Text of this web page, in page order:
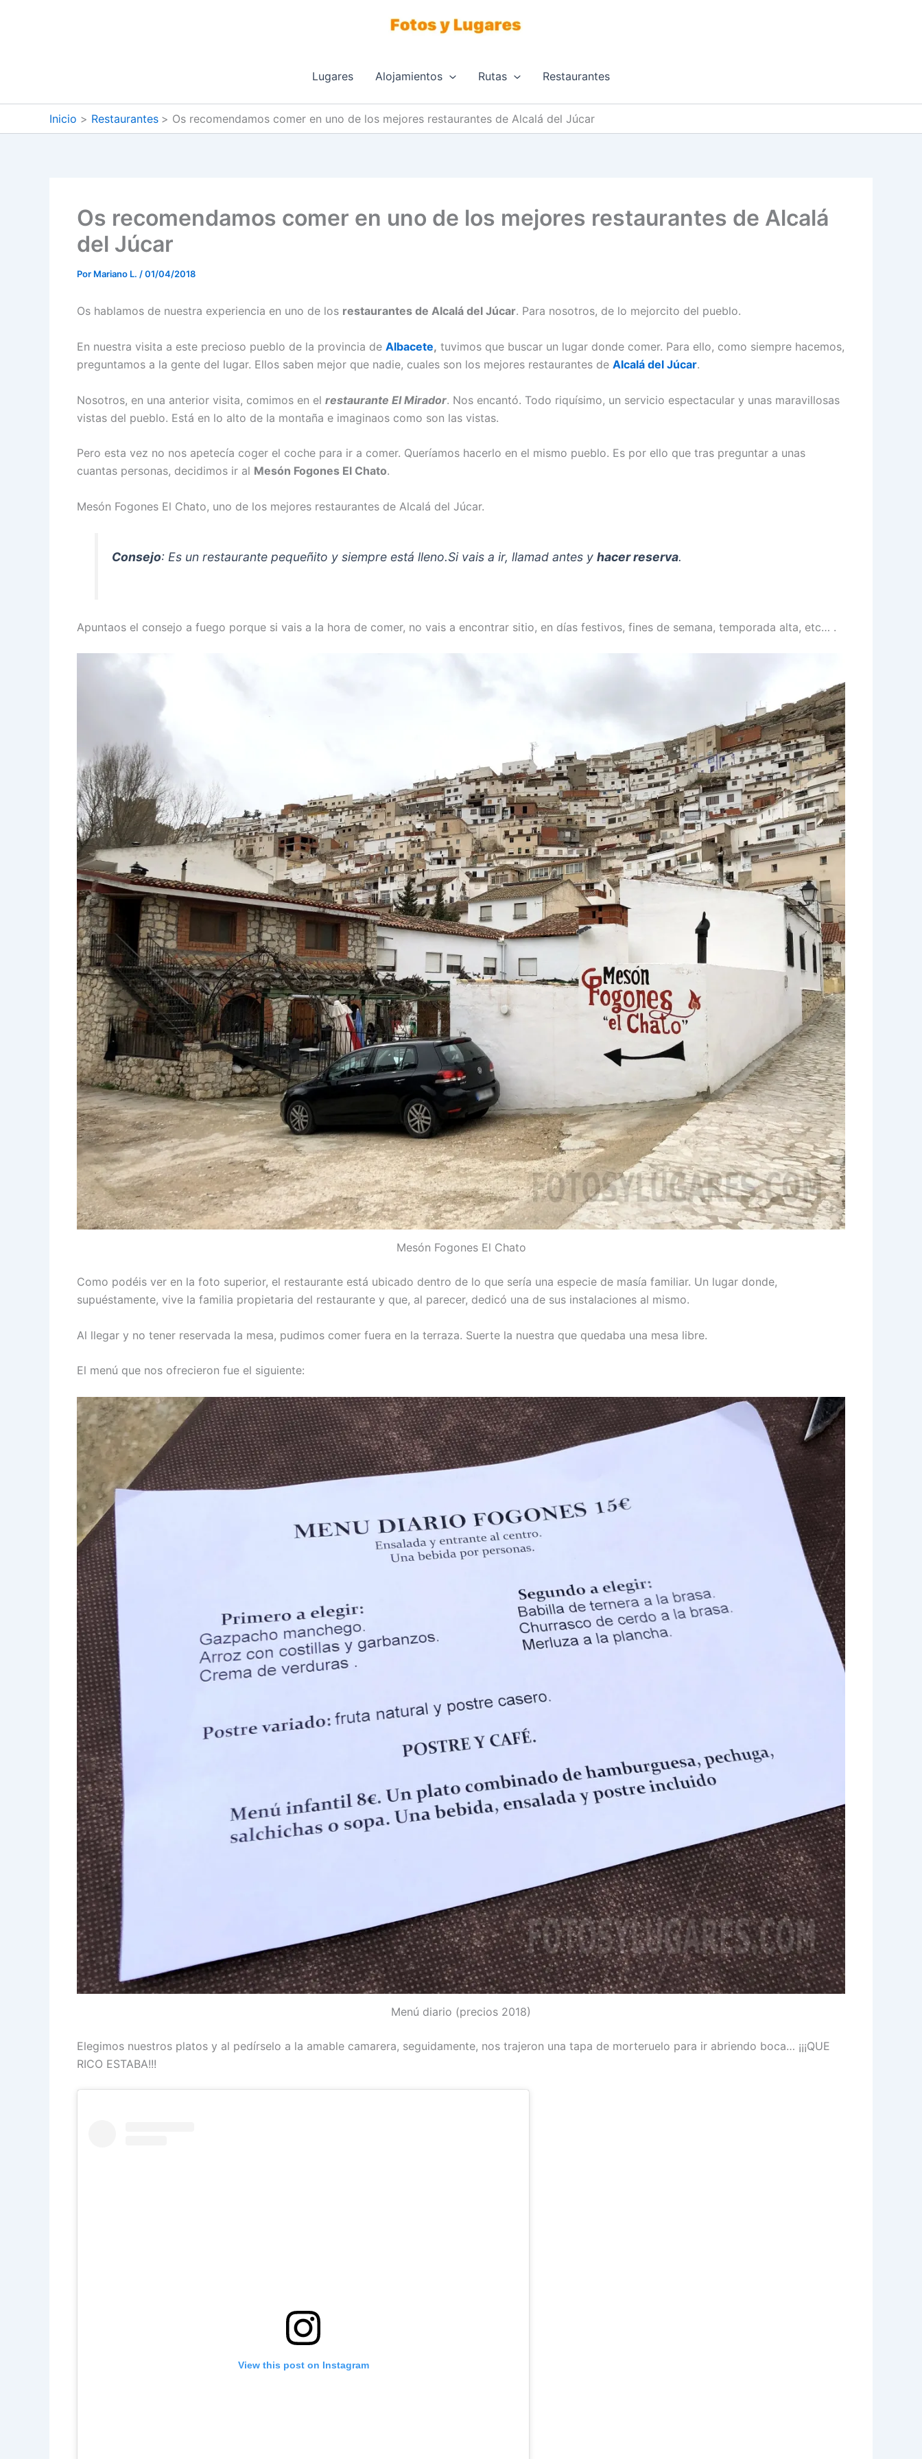
Lugares Alojamientos Rutas Restaurantes
Inicio Restaurantes Os recomendamos comer en uno de los mejores restaurantes de Alcalá del Júcar
Os recomendamos comer en uno de los mejores restaurantes de Alcalá
del Júcar
Por Mariano L. /01/04/2018
Os hablamos de nuestra experiencia en uno de los restaurantes de Alcalá del Júcar. Para nosotros, de lo mejorcito del pueblo.
En nuestra visita a este precioso pueblo de la provincia de Albacete, tuvimos que buscar un lugar donde comer. Para ello, como siempre hacemos,
preguntamos a la gente del lugar. Ellos saben mejor que nadie, cuales son los mejores restaurantes de Alcalá del Júcar.
Nosotros, en una anterior visita, comimos en el restaurante El Mirador. Nos encantó. Todo riquísimo, un servicio espectacular y unas maravillosas
vistas del pueblo. Está en lo alto de la montaña e imaginaos como son las vistas.
Pero esta vez no nos apetecía coger el coche para ir a comer. Queríamos hacerlo en el mismo pueblo. Es por ello que tras preguntar a unas
cuantas personas, decidimos ir al Mesón Fogones El Chato.
Mesón Fogones El Chato, uno de los mejores restaurantes de Alcalá del Júcar.
Consejo: Es un restaurante pequeñito y siempre está lleno.Si vais a ir, llamad antes yhacer reserva.
Apuntaos el consejo a fuego porque si vais a la hora de comer, no vais a encontrar sitio, en días festivos, fines de semana, temporada alta, etc… .
Mesón Fogones El Chato
Como podéis ver en la foto superior, el restaurante está ubicado dentro de lo que sería una especie de masía familiar. Un lugar donde,
supuéstamente, vive la familia propietaria del restaurante y que, al parecer, dedicó una de sus instalaciones al mismo.
Al llegar y no tener reservada la mesa, pudimos comer fuera en la terraza. Suerte la nuestra que quedaba una mesa libre.
El menú que nos ofrecieron fue el siguiente:
Menú diario (precios 2018)
Elegimos nuestros platos y al pedírselo a la amable camarera, seguidamente, nos trajeron una tapa de morteruelo para ir abriendo boca… ¡¡¡QUE
RICO ESTABA!!!
View this post on Instagram